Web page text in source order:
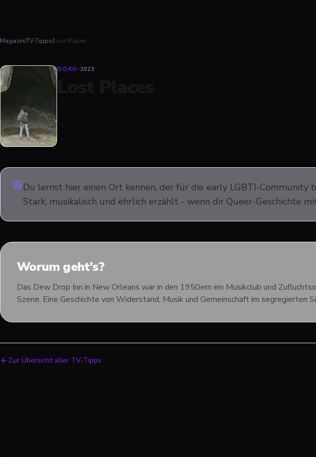
Magazin/TV-Tipps/Lost Places
DOKU· 2023
Du lernst hier einen Ort kennen, der für die early LGBTI-Community
Stark, musikalisch und ehrlich erzählt - wenn dir Queer-Geschichte
Worum geht's?
Das Dew Drop Inn in New Orleans war in den 1950ern ein Musikclub und
Szene. Eine Geschichte von Widerstand, Musik und Gemeinschaft im segregierten
Zur Übersicht aller TV-Tipps